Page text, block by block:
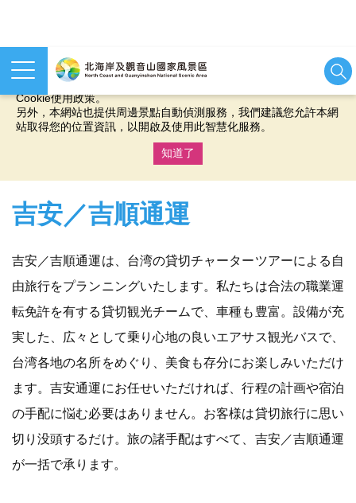
本網站使用cookies等相關技術以持續優化網站服務，並有助於為
您提供更佳的體驗，當您繼續使用本網站即表示您同意我們的
Cookie使用政策。
另外，本網站也提供周邊景點自動偵測服務，我們建議您允許本網
站取得您的位置資訊，以開啟及使用此智慧化服務。
知道了
吉安／吉順通運
吉安／吉順通運は、台湾の貸切チャーターツアーによる自
由旅行をプランニングいたします。私たちは合法の職業運
転免許を有する貸切観光チームで、車種も豊富。設備が充
実した、広々として乗り心地の良いエアサス観光バスで、
台湾各地の名所をめぐり、美食も存分にお楽しみいただけ
ます。吉安通運にお任せいただければ、行程の計画や宿泊
の手配に悩む必要はありません。お客様は貸切旅行に思い
切り没頭するだけ。旅の諸手配はすべて、吉安／吉順通運
が一括で承ります。